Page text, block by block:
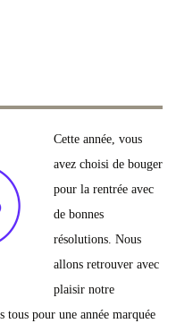
Cette année, vous
avez choisi de bouger
pour la rentrée avec
de bonnes
résolutions. Nous
allons retrouver avec
plaisir notre
pour une année marquée